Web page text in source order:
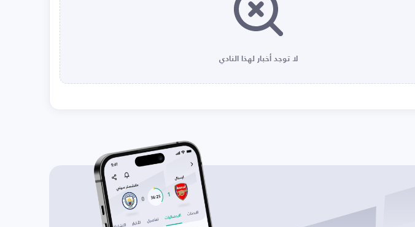
لا توجد أخبار لهذا النادي